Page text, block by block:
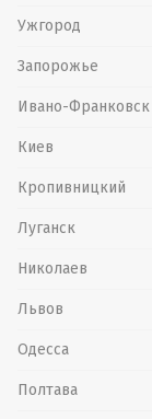
Ужгород
Запорожье
Ивано-Франковск
Киев
Кропивницкий
Луганск
Николаев
Львов
Одесса
Полтава